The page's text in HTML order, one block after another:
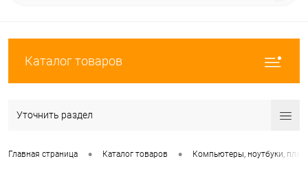
Каталог товаров
Уточнить раздел
Главная страница • Каталог товаров • Компьютеры, ноутбуки,